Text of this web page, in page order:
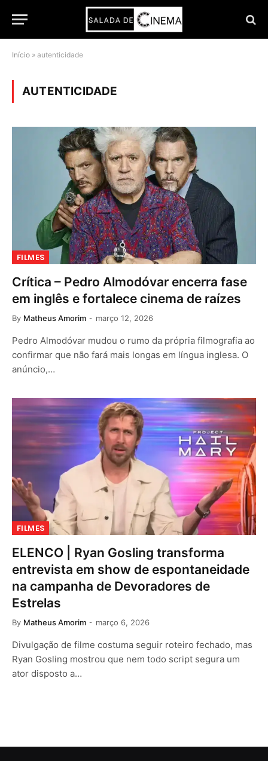
Início » autenticidade
AUTENTICIDADE
FILMES
Crítica – Pedro Almodóvar encerra fase
em inglês e fortalece cinema de raízes
By Matheus Amorim março 12, 2026
Pedro Almodóvar mudou o rumo da própria filmografia ao
confirmar que não fará mais longas em língua inglesa. O
anúncio,…
FILMES
ELENCO | Ryan Gosling transforma
entrevista em show de espontaneidade
na campanha de Devoradores de
Estrelas
By Matheus Amorim março 6, 2026
Divulgação de filme costuma seguir roteiro fechado, mas
Ryan Gosling mostrou que nem todo script segura um
ator disposto a…